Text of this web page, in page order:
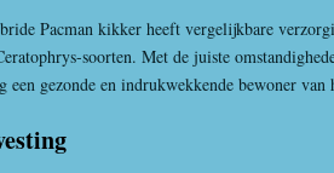
Pacman kikker heeft vergelijkbare
soorten. Met de juiste
een gezonde en indrukwekkende bewoner